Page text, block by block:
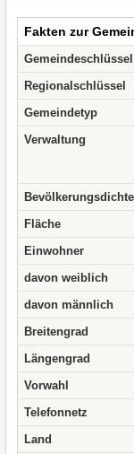
Fakten zur
Gemeindeschlüssel
Regionalschlüssel
Gemeindetyp
Verwaltung
Bevölkerungsdichte
Fläche
Einwohner
davon weiblich
davon männlich
Breitengrad
Längengrad
Vorwahl
Telefonnetz
Land